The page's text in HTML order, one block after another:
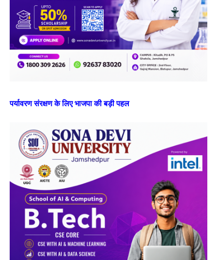
पर्यावरण संरक्षण के लिए भाजपा की बड़ी पहल